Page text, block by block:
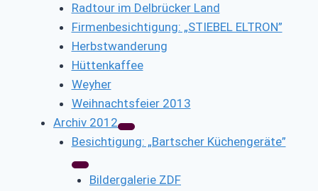
Radtour im Delbrücker Land
Firmenbesichtigung: „STIEBEL ELTRON”
Herbstwanderung
Hüttenkaffee
Weyher
Weihnachtsfeier 2013
Archiv 2012
Besichtigung: „Bartscher Küchengeräte”
Bildergalerie ZDF